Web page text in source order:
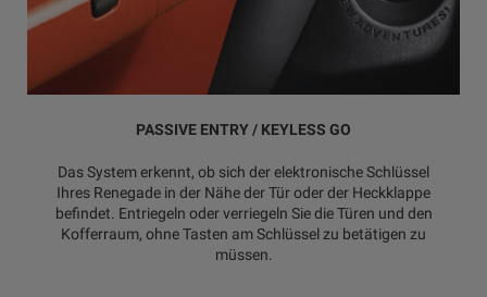
PASSIVE ENTRY / KEYLESS GO
Das System erkennt, ob sich der elektronische Schlüssel
Ihres Renegade in der Nähe der Tür oder der Heckklappe
befindet. Entriegeln oder verriegeln Sie die Türen und den
Kofferraum, ohne Tasten am Schlüssel zu betätigen zu
müssen.